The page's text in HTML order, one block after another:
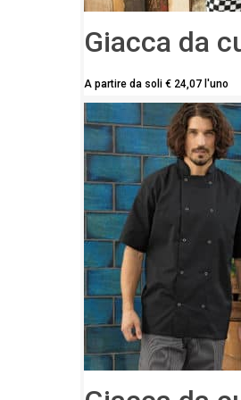
Giacca da
A partire da soli € 24,07 l'uno